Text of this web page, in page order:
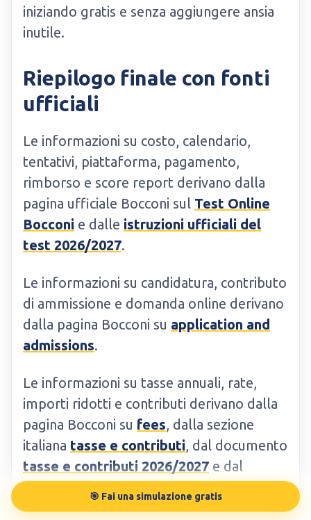
iniziando gratis e senza aggiungere ansia
inutile.
Riepilogo finale con fonti
ufficiali
Le informazioni su costo, calendario,
tentativi, piattaforma, pagamento,
rimborso e score report derivano dalla
pagina ufficiale Bocconi sul Test Online
Bocconi e dalle istruzioni ufficiali del
test 2026/2027.
Le informazioni su candidatura, contributo
di ammissione e domanda online derivano
dalla pagina Bocconi su application and
admissions.
Le informazioni su tasse annuali, rate,
importi ridotti e contributi derivano dalla
pagina Bocconi su fees, dalla sezione
italiana tasse e contributi, dal documento
tasse e contributi 2026/2027 e dal
promemoria tasse e contributi
2026/2027.
🎯 Fai una simulazione gratis